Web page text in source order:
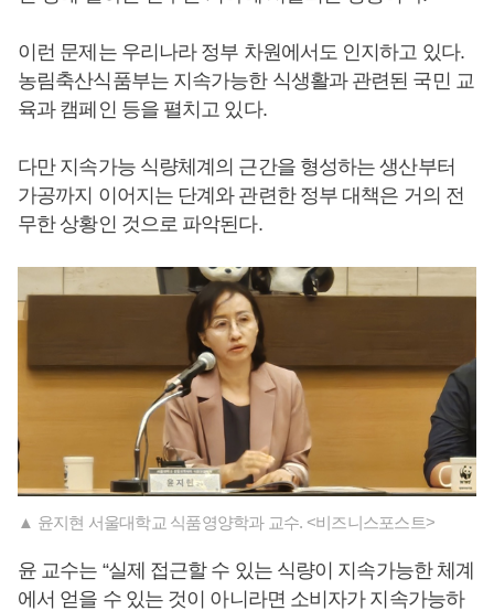
이런 문제는 우리나라 정부 차원에서도 인지하고 있다.
농림축산식품부는 지속가능한 식생활과 관련된 국민 교
육과 캠페인 등을 펼치고 있다.
다만 지속가능 식량체계의 근간을 형성하는 생산부터
가공까지 이어지는 단계와 관련한 정부 대책은 거의 전
무한 상황인 것으로 파악된다.
▲ 윤지현 서울대학교 식품영양학과 교수. <비즈니스포스트>
윤 교수는 “실제 접근할 수 있는 식량이 지속가능한 체계
에서 얻을 수 있는 것이 아니라면 소비자가 지속가능하